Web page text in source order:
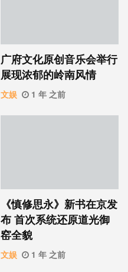
广府文化原创音乐会举行
展现浓郁的岭南风情
文娱 1 年 之前
《慎修思永》新书在京发
布 首次系统还原道光御
窑全貌
文娱 1 年 之前